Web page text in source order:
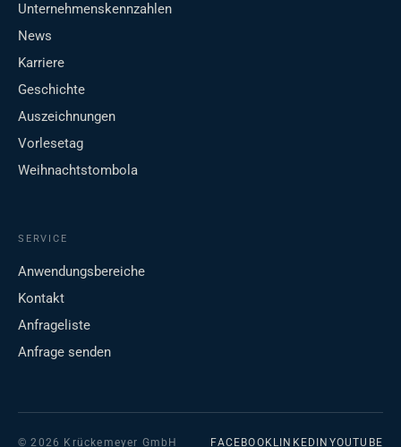
Unternehmenskennzahlen
News
Karriere
Geschichte
Auszeichnungen
Vorlesetag
Weihnachtstombola
SERVICE
Anwendungsbereiche
Kontakt
Anfrageliste
Anfrage senden
© 2026 Krückemeyer GmbH FACEBOOK LINKEDIN YOUTUBE